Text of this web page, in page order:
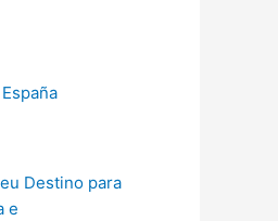
Destino para
e